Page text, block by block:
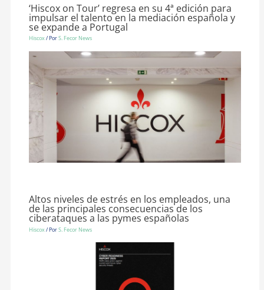
‘Hiscox on Tour’ regresa en su 4ª edición para
impulsar el talento en la mediación española y
se expande a Portugal
Hiscox/ PorS. Fecor News
Altos niveles de estrés en los empleados, una
de las principales consecuencias de los
ciberataques a las pymes españolas
Hiscox / PorS. Fecor News